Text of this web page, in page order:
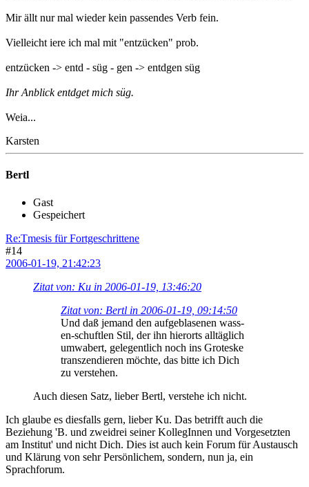
Mir ällt nur mal wieder kein passendes Verb fein.
Vielleicht iere ich mal mit "entzücken" prob.
entzücken -> entd - süg - gen -> entdgen süg
Ihr Anblick entdget mich süg.
Weia...
Karsten
Bertl
Gast
Gespeichert
Re:Tmesis für Fortgeschrittene
#14
2006-01-19, 21:42:23
Zitat von: Ku in 2006-01-19, 13:46:20
Zitat von: Bertl in 2006-01-19, 09:14:50
Und daß jemand den aufgeblasenen wass-
en-schuftlen Stil, der ihn hierorts alltäglich
umwabert, gelegentlich noch ins Groteske
transzendieren möchte, das bitte ich Dich
zu verstehen.
Auch diesen Satz, lieber Bertl, verstehe ich nicht.
Ich glaube es diesfalls gern, lieber Ku. Das betrifft auch die
Beziehung 'B. und zweidrei seiner KollegInnen und Vorgesetzten
am Institut' und nicht Dich. Dies ist auch kein Forum für Austausch
und Klärung von sehr Persönlichem, sondern, nun ja, ein
Sprachforum.